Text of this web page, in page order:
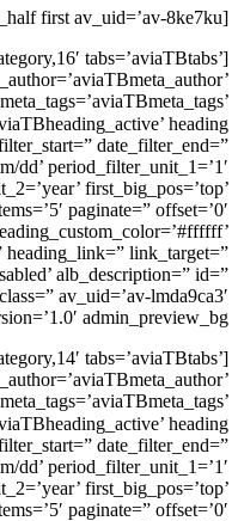
mm/dd’
items=’5′ paginate=”
heading_link=”
av_uid=’av-
sc_version=’1.0′
mm/dd’
items=’5′ paginate=”